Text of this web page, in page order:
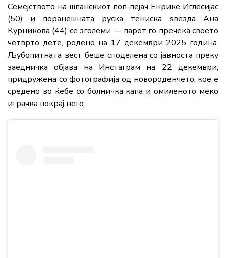
Семејството на шпанскиот поп-пејач Енрике Иглесијас
(50) и поранешната руска тениска ѕвезда Ана
Курникова (44) се зголеми — парот го пречека своето
четврто дете, родено на 17 декември 2025 година.
Љубопитната вест беше споделена со јавноста преку
заедничка објава на Инстаграм на 22 декември,
придружена со фотографија од новороденчето, кое е
средено во ќебе со болничка капа и омиленото меко
играчка покрај него.